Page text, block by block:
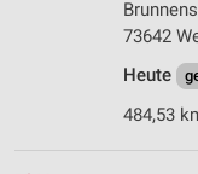
73642
Heute
484,53